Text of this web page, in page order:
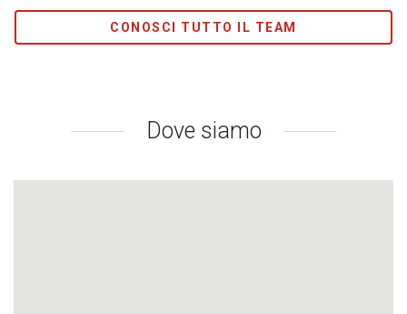
CONOSCI TUTTO IL TEAM
Dove siamo